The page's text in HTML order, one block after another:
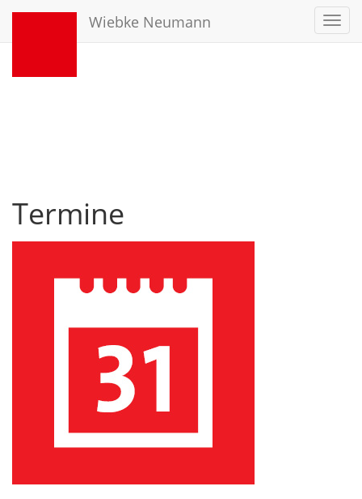
Wiebke Neumann
Termine